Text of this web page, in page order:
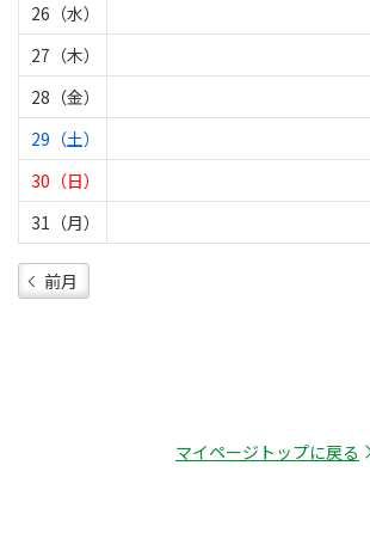
26（水）
27（木）
28（金）
29（土）
30（日）
31（月）
前月
マイページトップに戻る